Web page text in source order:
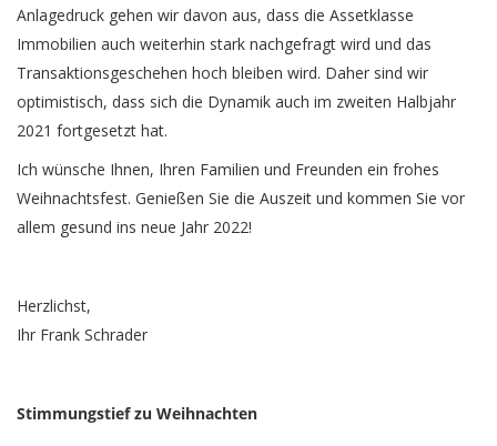
Anlagedruck gehen wir davon aus, dass die Assetklasse
Immobilien auch weiterhin stark nachgefragt wird und das
Transaktionsgeschehen hoch bleiben wird. Daher sind wir
optimistisch, dass sich die Dynamik auch im zweiten Halbjahr
2021 fortgesetzt hat.
Ich wünsche Ihnen, Ihren Familien und Freunden ein frohes
Weihnachtsfest. Genießen Sie die Auszeit und kommen Sie vor
allem gesund ins neue Jahr 2022!
Herzlichst,
Ihr Frank Schrader
Stimmungstief zu Weihnachten